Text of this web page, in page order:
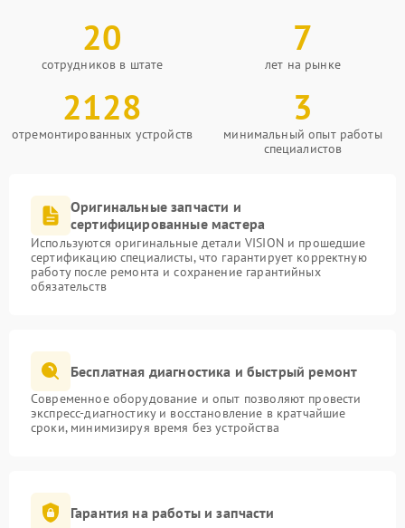
20
сотрудников в штате
7
лет на рынке
2128
отремонтированных устройств
3
минимальный опыт работы
специалистов
Оригинальные запчасти и
сертифицированные мастера
Используются оригинальные детали VISION и прошедшие
сертификацию специалисты, что гарантирует корректную
работу после ремонта и сохранение гарантийных
обязательств
Бесплатная диагностика и быстрый ремонт
Современное оборудование и опыт позволяют провести
экспресс-диагностику и восстановление в кратчайшие
сроки, минимизируя время без устройства
Гарантия на работы и запчасти